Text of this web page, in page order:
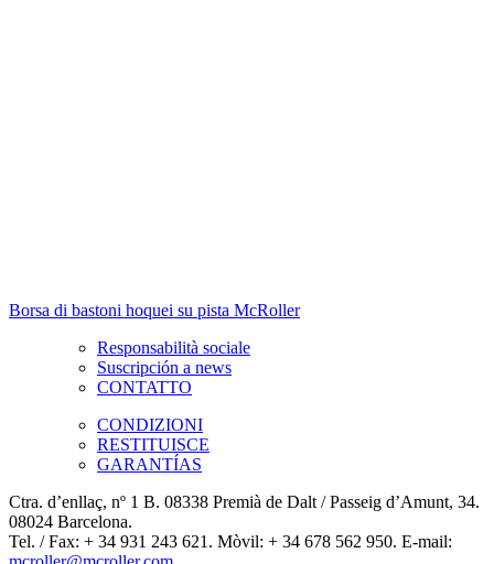
Borsa di bastoni hoquei su pista McRoller
Responsabilità sociale
Suscripción a news
CONTATTO
CONDIZIONI
RESTITUISCE
GARANTÍAS
Ctra. d’enllaç, nº 1 B. 08338 Premià de Dalt / Passeig d’Amunt, 34.
08024 Barcelona.
Tel. / Fax: + 34 931 243 621. Mòvil: + 34 678 562 950. E-mail: